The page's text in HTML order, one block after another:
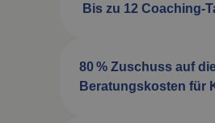
Bis zu 12 Coaching-
80 % Zuschuss auf
Beratungskosten für